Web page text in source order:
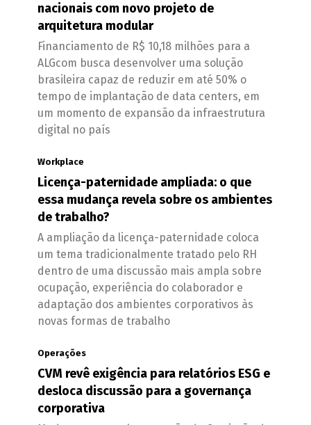
nacionais com novo projeto de
arquitetura modular
Financiamento de R$ 10,18 milhões para a
ALGcom busca desenvolver uma solução
brasileira capaz de reduzir em até 50% o
tempo de implantação de data centers, em
um momento de expansão da infraestrutura
digital no país
Workplace
Licença-paternidade ampliada: o que
essa mudança revela sobre os ambientes
de trabalho?
A ampliação da licença-paternidade coloca
um tema tradicionalmente tratado pelo RH
dentro de uma discussão mais ampla sobre
ocupação, experiência do colaborador e
adaptação dos ambientes corporativos às
novas formas de trabalho
Operações
CVM revê exigência para relatórios ESG e
desloca discussão para a governança
corporativa